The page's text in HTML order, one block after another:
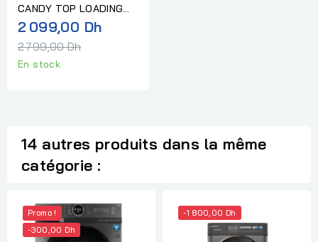
CANDY TOP LOADING
8KG SILVER
2 099,00 DhPrix
2 799,00 Dh
En stock
14 autres produits dans la même
catégorie :
Promo !
-300,00 Dh
-1 800,00 Dh